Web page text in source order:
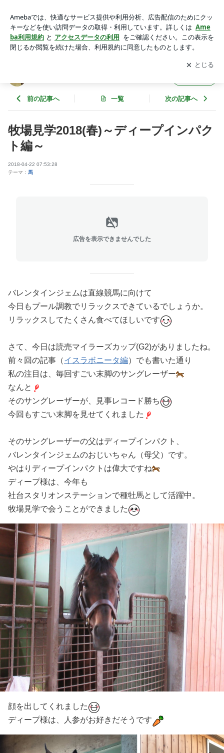
の一口馬主ブログ
アプリをダウンロードして ブログの更新通知
を受け取りまし
ょう。
開く
前の記事へ 一覧 次の記事へ
牧場見学2018(春)～ディープインパク
ト編～
2018-04-22 07:53:28
テーマ： 馬
広告を表示できませんでした
バレンタインジェムは直線競馬に向けて
今日もプール調教でリラックスできているでしょうか。
リラックスしてたくさん食べてほしいです
さて、今日は読売マイラーズカップ(G2)がありましたね。
前々回の記事（イスラボニータ編）でも書いた通り
私の注目は、毎回すごい末脚のサングレーザー
なんと
そのサングレーザーが、見事レコード勝ち
今回もすごい末脚を見せてくれました
そのサングレーザーの父はディープインパクト、
バレンタインジェムのおじいちゃん（母父）です。
やはりディープインパクトは偉大ですね
ディープ様は、今年も
社台スタリオンステーションで種牡馬として活躍中。
牧場見学で会うことができました
顔を出してくれました
ディープ様は、人参がお好きだそうです